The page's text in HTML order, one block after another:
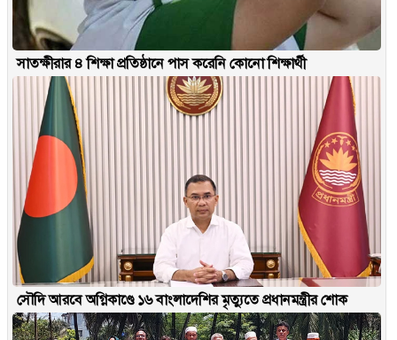
সাতক্ষীরার ৪ শিক্ষা প্রতিষ্ঠানে পাস করেনি কোনো শিক্ষার্থী
সৌদি আরবে অগ্নিকাণ্ডে ১৬ বাংলাদেশির মৃত্যুতে প্রধানমন্ত্রীর শোক